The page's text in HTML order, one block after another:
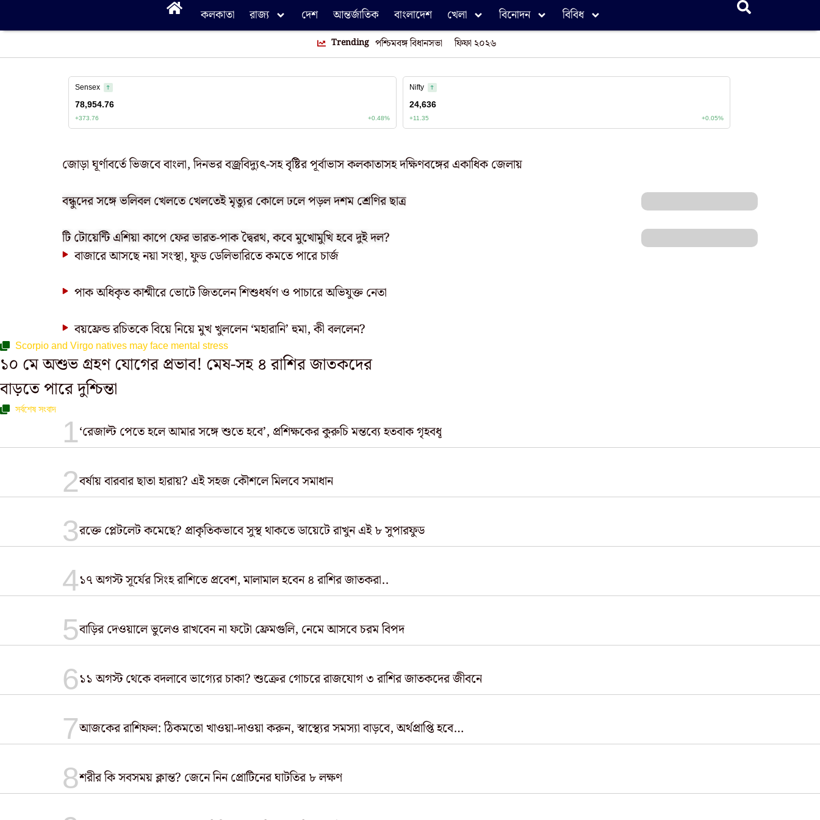
কলকাতা রাজ্য দেশ আন্তর্জাতিক বাংলাদেশ খেলা বিনোদন বিবিধ
Trending পশ্চিমবঙ্গ বিধানসভা ফিফা ২০২৬
জোড়া ঘূর্ণাবর্তে ভিজবে বাংলা, দিনভর বজ্রবিদ্যুৎ-সহ বৃষ্টির পূর্বাভাস কলকাতাসহ দক্ষিণবঙ্গের একাধিক জেলায়
বন্ধুদের সঙ্গে ভলিবল খেলতে খেলতেই মৃত্যুর কোলে ঢলে পড়ল দশম শ্রেণির ছাত্র
টি টোয়েন্টি এশিয়া কাপে ফের ভারত-পাক দ্বৈরথ, কবে মুখোমুখি হবে দুই দল?
বাজারে আসছে নয়া সংস্থা, ফুড ডেলিভারিতে কমতে পারে চার্জ
পাক অধিকৃত কাশ্মীরে ভোটে জিতলেন শিশুধর্ষণ ও পাচারে অভিযুক্ত নেতা
বয়ফ্রেন্ড রচিতকে বিয়ে নিয়ে মুখ খুললেন ‘মহারানি’ হুমা, কী বললেন?
Scorpio and Virgo natives may face mental stress
১০ মে অশুভ গ্রহণ যোগের প্রভাব! মেষ-সহ ৪ রাশির জাতকদের
বাড়তে পারে দুশ্চিন্তা
সর্বশেষ সংবাদ
‘রেজাল্ট পেতে হলে আমার সঙ্গে শুতে হবে’, প্রশিক্ষকের কুরুচি মন্তব্যে হতবাক গৃহবধূ
বর্ষায় বারবার ছাতা হারায়? এই সহজ কৌশলে মিলবে সমাধান
রক্তে প্লেটলেট কমেছে? প্রাকৃতিকভাবে সুস্থ থাকতে ডায়েটে রাখুন এই ৮ সুপারফুড
১৭ অগস্ট সূর্যের সিংহ রাশিতে প্রবেশ, মালামাল হবেন ৪ রাশির জাতকরা..
বাড়ির দেওয়ালে ভুলেও রাখবেন না ফটো ফ্রেমগুলি, নেমে আসবে চরম বিপদ
১১ অগস্ট থেকে বদলাবে ভাগ্যের চাকা? শুক্রের গোচরে রাজযোগ ৩ রাশির জাতকদের জীবনে
আজকের রাশিফল: ঠিকমতো খাওয়া-দাওয়া করুন, স্বাস্থ্যের সমস্যা বাড়বে, অর্থপ্রাপ্তি হবে…
শরীর কি সবসময় ক্লান্ত? জেনে নিন প্রোটিনের ঘাটতির ৮ লক্ষণ